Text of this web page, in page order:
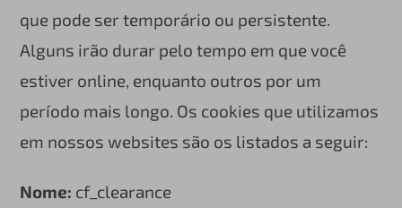
que pode ser temporário ou persistente.
Alguns irão durar pelo tempo em que você
estiver online, enquanto outros por um
período mais longo. Os cookies que utilizamos
em nossos websites são os listados a seguir:
Nome: cf_clearance